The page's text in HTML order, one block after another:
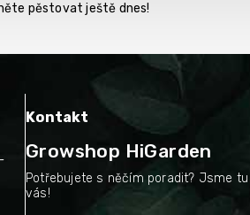
pěstovat ještě dnes!
Kontakt
Growshop HiGarden